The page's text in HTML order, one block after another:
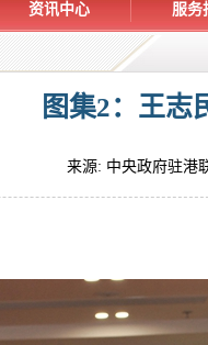
资讯中心 服务
图集2：王志
来源: 中央政府驻